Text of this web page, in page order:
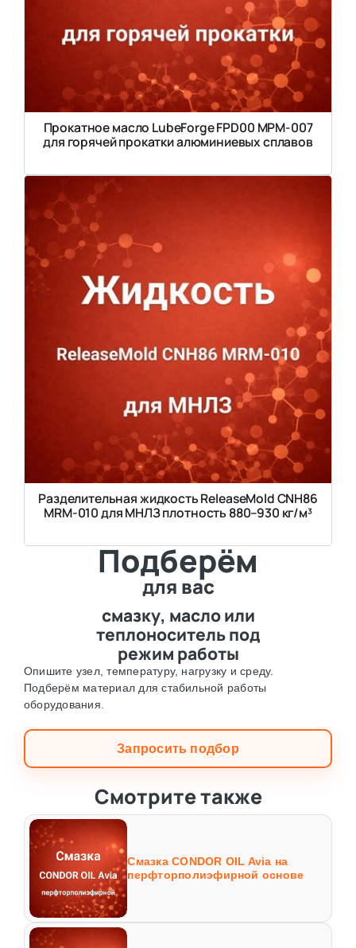
Прокатное масло LubeForge FPD00 MPM-007
для горячей прокатки алюминиевых сплавов
Разделительная жидкость ReleaseMold CNH86
MRM-010 для МНЛЗ плотность 880–930 кг/м³
Подберём
для вас
смазку, масло или
теплоноситель под
режим работы
Опишите узел, температуру, нагрузку и среду.
Подберём материал для стабильной работы
оборудования.
Запросить подбор
Смотрите также
Смазка CONDOR OIL Avia на
перфторполиэфирной основе